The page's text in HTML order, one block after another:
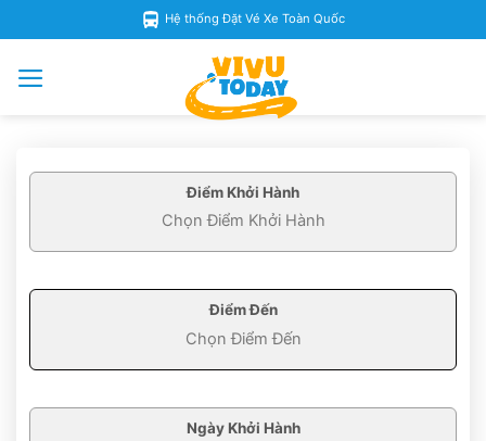
Hệ thống Đặt Vé Xe Toàn Quốc
Điểm Khởi Hành
Điểm Đến
Ngày Khởi Hành